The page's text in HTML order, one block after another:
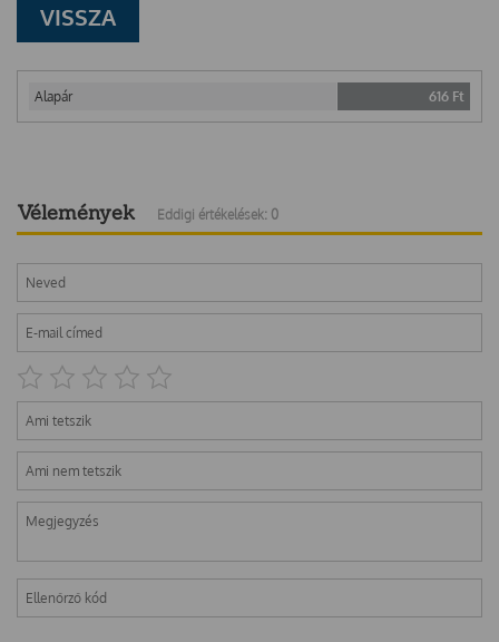
VISSZA
Alapár 616 Ft
Vélemények Eddigi értékelések: 0